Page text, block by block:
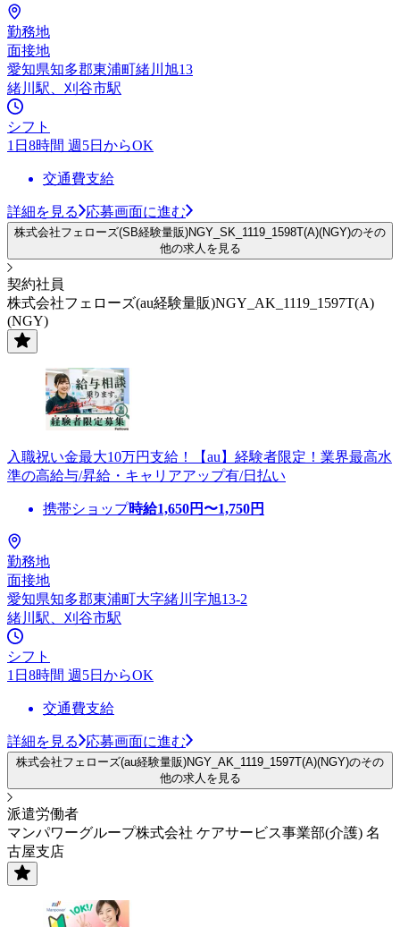
勤務地
面接地
愛知県知多郡東浦町緒川旭13
緒川駅、刈谷市駅
シフト
1日8時間 週5日からOK
交通費支給
詳細を見る 応募画面に進む
株式会社フェローズ(SB経験量販)NGY_SK_1119_1598T(A)(NGY)のその
他の求人を見る
契約社員
株式会社フェローズ(au経験量販)NGY_AK_1119_1597T(A)
(NGY)
入職祝い金最大10万円支給！【au】経験者限定！業界最高水
準の高給与/昇給・キャリアアップ有/日払い
携帯ショップ時給1,650円〜1,750円
勤務地
面接地
愛知県知多郡東浦町大字緒川字旭13-2
緒川駅、刈谷市駅
シフト
1日8時間 週5日からOK
交通費支給
詳細を見る 応募画面に進む
株式会社フェローズ(au経験量販)NGY_AK_1119_1597T(A)(NGY)のその
他の求人を見る
派遣労働者
マンパワーグループ株式会社 ケアサービス事業部(介護) 名
古屋支店